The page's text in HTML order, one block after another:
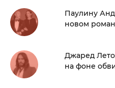
Паулину
новом
Джаред
на фоне